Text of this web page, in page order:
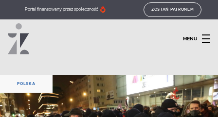
Portal finansowany przez społeczność ZOSTAŃ PATRONEM
MENU
POLSKA